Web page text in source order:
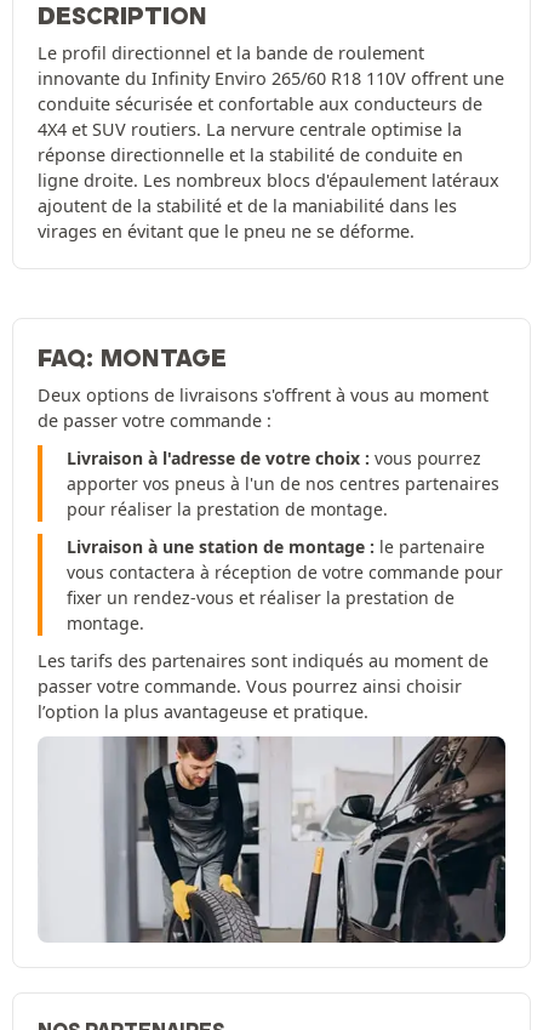
DESCRIPTION
Le profil directionnel et la bande de roulement
innovante du Infinity Enviro 265/60 R18 110V offrent une
conduite sécurisée et confortable aux conducteurs de
4X4 et SUV routiers. La nervure centrale optimise la
réponse directionnelle et la stabilité de conduite en
ligne droite. Les nombreux blocs d'épaulement latéraux
ajoutent de la stabilité et de la maniabilité dans les
virages en évitant que le pneu ne se déforme.
FAQ: MONTAGE
Deux options de livraisons s'offrent à vous au moment
de passer votre commande :
Livraison à l'adresse de votre choix : vous pourrez
apporter vos pneus à l'un de nos centres partenaires
pour réaliser la prestation de montage.
Livraison à une station de montage : le partenaire
vous contactera à réception de votre commande pour
fixer un rendez-vous et réaliser la prestation de
montage.
Les tarifs des partenaires sont indiqués au moment de
passer votre commande. Vous pourrez ainsi choisir
l’option la plus avantageuse et pratique.